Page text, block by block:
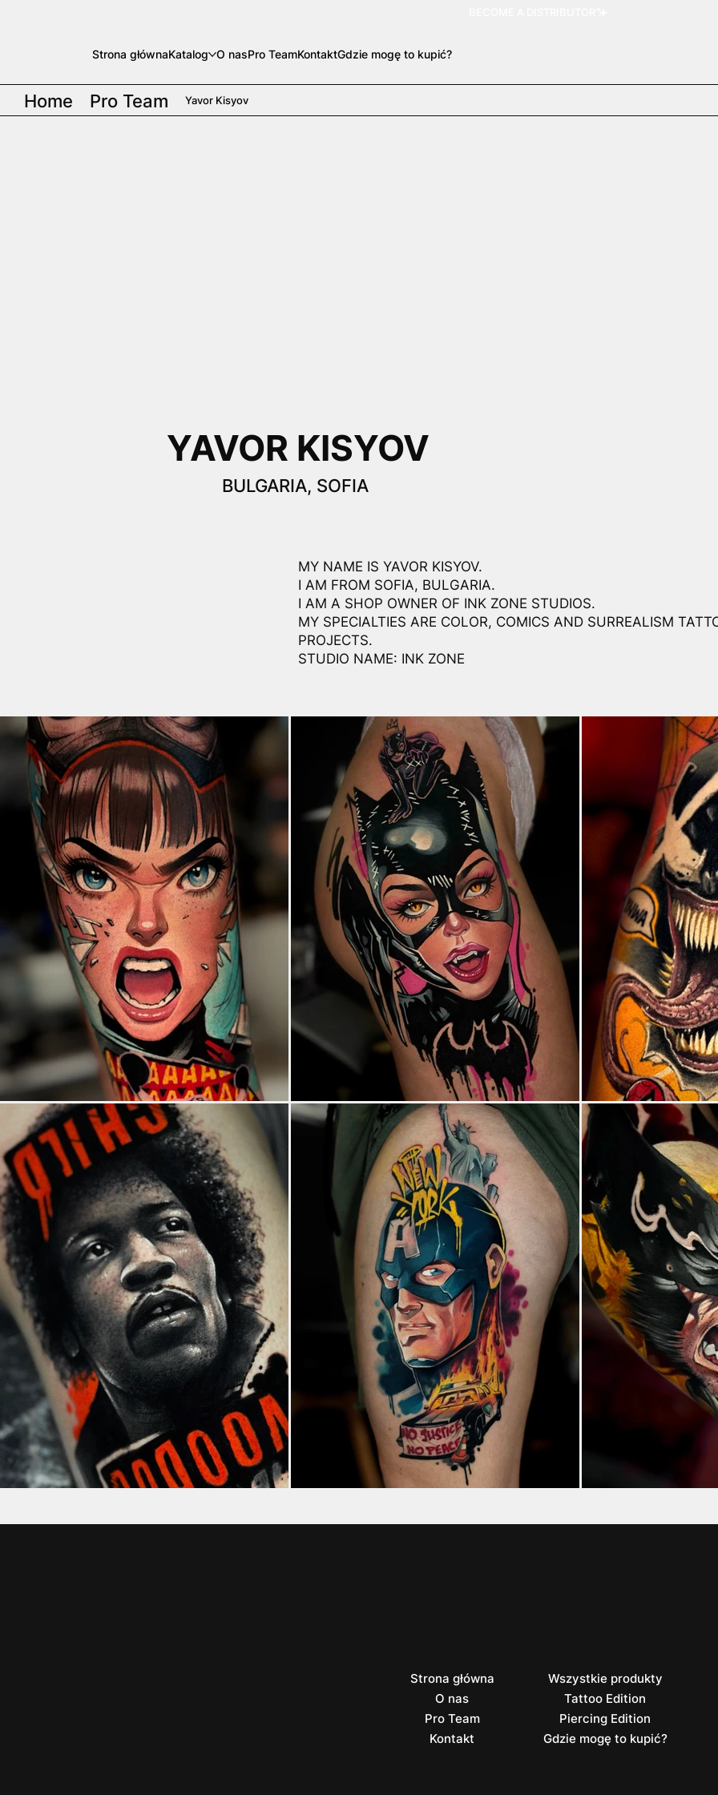
Strona głównaKatalog O nasPro TeamKontaktGdzie mogę to kupić?
Home Pro Team Yavor Kisyov
YAVOR KISYOV
BULGARIA, SOFIA
MY NAME IS YAVOR KISYOV.
I AM FROM SOFIA, BULGARIA.
I AM A SHOP OWNER OF INK ZONE STUDIOS.
MY SPECIALTIES ARE COLOR, COMICS AND SURREALISM
PROJECTS.
STUDIO NAME: INK ZONE
Strona główna
O nas
Pro Team
Kontakt
Wszystkie produkty
Tattoo Edition
Piercing Edition
Gdzie mogę to kupić?